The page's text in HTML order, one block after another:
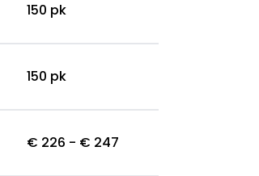
150 pk
150 pk
€ 226 - € 247